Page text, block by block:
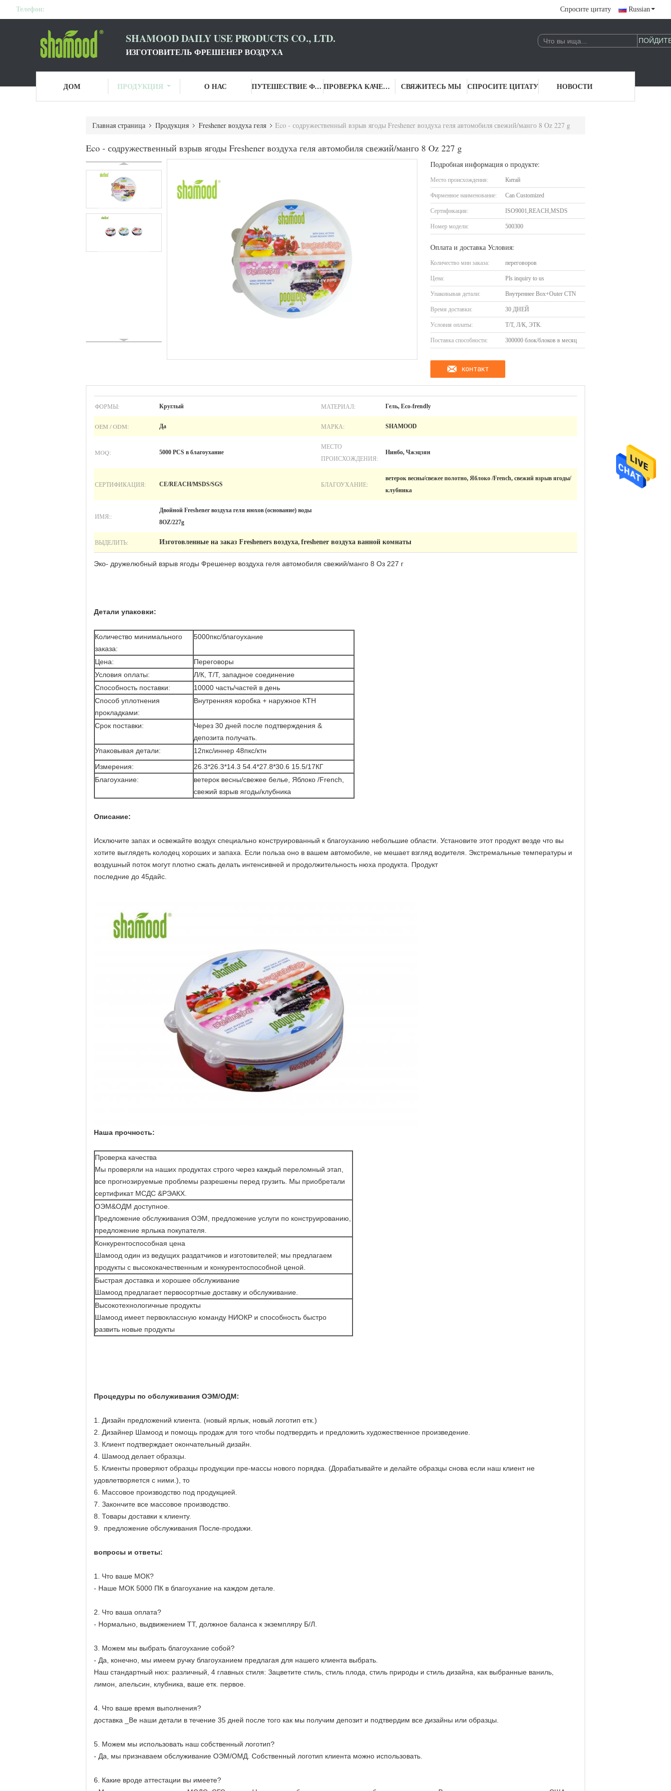
Телефон: Спросите цитату Russian
SHAMOOD DAILY USE PRODUCTS CO., LTD.
ИЗГОТОВИТЕЛЬ ФРЕШЕНЕР ВОЗДУХА
ДОМ ПРОДУКЦИЯ О НАС ПУТЕШЕСТВИЕ ФАБРИКИ ПРОВЕРКА КАЧЕСТВА СВЯЖИТЕСЬ МЫ СПРОСИТЕ ЦИТАТУ НОВОСТИ
Главная страница Продукция Freshener воздуха геля Eco - содружественный взрыв ягоды Freshener воздуха геля автомобиля свежий/манго 8 Oz 227 g
Eco - содружественный взрыв ягоды Freshener воздуха геля автомобиля свежий/манго 8 Oz 227 g
Подробная информация о продукте:
Место происхождения: Китай
Фирменное наименование: Can Customized
Сертификация: ISO9001,REACH,MSDS
Номер модели: 500300
Оплата и доставка Условия:
Количество мин заказа: переговоров
Цена: Pls inquiry to us
Упаковывая детали: Внутреннее Box+Outer CTN
Время доставки: 30 ДНЕЙ
Условия оплаты: Т/Т, Л/К, ЭТК.
Поставка способности: 300000 блок/блоков в месяц
контакт
ФОРМЫ: Круглый МАТЕРИАЛ: Гель, Eco-frendly
OEM / ODM: Да МАРКА: SHAMOOD
MOQ: 5000 PCS в благоухание
МЕСТО
ПРОИСХОЖДЕНИЯ:
Нинбо, Чжэцзян
СЕРТИФИКАЦИЯ: CE/REACH/MSDS/SGS БЛАГОУХАНИЕ:
ветерок весны/свежее полотно, Яблоко /French, свежий взрыв ягоды/
клубника
ИМЯ::
Двойной Freshener воздуха геля нюхов (основание) воды
8OZ/227g
ВЫДЕЛИТЬ: Изготовленные на заказ Fresheners воздуха, freshener воздуха ванной комнаты
Эко- дружелюбный взрыв ягоды Фрешенер воздуха геля автомобиля свежий/манго 8 Оз 227 г
Детали упаковки:
Количество минимального
заказа:
5000пкс/благоухание
Цена:
Переговоры
Условия оплаты:
Л/К, Т/Т, западное соединение
Способность поставки:
10000 часть/частей в день
Способ уплотнения
прокладками:
Внутренняя коробка + наружное КТН
Срок поставки:
Через 30 дней после подтверждения &
депозита получать.
Упаковывая детали:
12пкс/иннер 48пкс/ктн
Измерения:
26.3*26.3*14.3 54.4*27.8*30.6 15.5/17КГ
Благоухание:
ветерок весны/свежее белье, Яблоко /French,
свежий взрыв ягоды/клубника
Описание:
Исключите запах и освежайте воздух специально конструированный к благоуханию небольшие области. Установите этот продукт везде что вы
хотите выглядеть колодец хороших и запаха. Если польза оно в вашем автомобиле, не мешает взгляд водителя. Экстремальные температуры и
воздушный поток могут плотно сжать делать интенсивней и продолжительность нюха продукта. Продукт
последние до 45дайс.
Наша прочность:
Проверка качества
Мы проверяли на наших продуктах строго через каждый переломный этап,
все прогнозируемые проблемы разрешены перед грузить. Мы приобретали
сертификат МСДС &РЭАКХ.
ОЭМ&ОДМ доступное.
Предложение обслуживания ОЭМ, предложение услуги по конструированию,
предложение ярлыка покупателя.
Конкурентоспособная цена
Шамоод один из ведущих раздатчиков и изготовителей; мы предлагаем
продукты с высококачественным и конкурентоспособной ценой.
Быстрая доставка и хорошее обслуживание
Шамоод предлагает первосортные доставку и обслуживание.
Высокотехнологичные продукты
Шамоод имеет первоклассную команду НИОКР и способность быстро
развить новые продукты
Процедуры по обслуживания ОЭМ/ОДМ:
1. Дизайн предложений клиента. (новый ярлык, новый логотип етк.)
2. Дизайнер Шамоод и помощь продаж для того чтобы подтвердить и предложить художественное произведение.
3. Клиент подтверждает окончательный дизайн.
4. Шамоод делает образцы.
5. Клиенты проверяют образцы продукции пре-массы нового порядка. (Дорабатывайте и делайте образцы снова если наш клиент не
удовлетворяется с ними.), то
6. Массовое производство под продукцией.
7. Закончите все массовое производство.
8. Товары доставки к клиенту.
9. предложение обслуживания После-продажи.
вопросы и ответы:
1. Что ваше МОК?
- Наше МОК 5000 ПК в благоухание на каждом детале.
2. Что ваша оплата?
- Нормально, выдвижением ТТ, должное баланса к экземпляру Б/Л.
3. Можем мы выбрать благоухание собой?
- Да, конечно, мы имеем ручку благоуханием предлагая для нашего клиента выбрать.
Наш стандартный нюх: различный, 4 главных стиля: Зацветите стиль, стиль плода, стиль природы и стиль дизайна, как выбранные ваниль,
лимон, апельсин, клубника, ваше етк. первое.
4. Что ваше время выполнения?
доставка _Ве наши детали в течение 35 дней после того как мы получим депозит и подтвердим все дизайны или образцы.
5. Можем мы использовать наш собственный логотип?
- Да, мы признаваем обслуживание ОЭМ/ОМД. Собственный логотип клиента можно использовать.
6. Какие вроде аттестации вы имеете?